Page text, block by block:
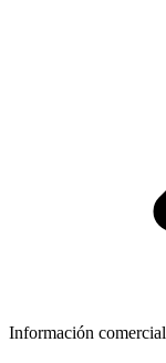
Información comercial